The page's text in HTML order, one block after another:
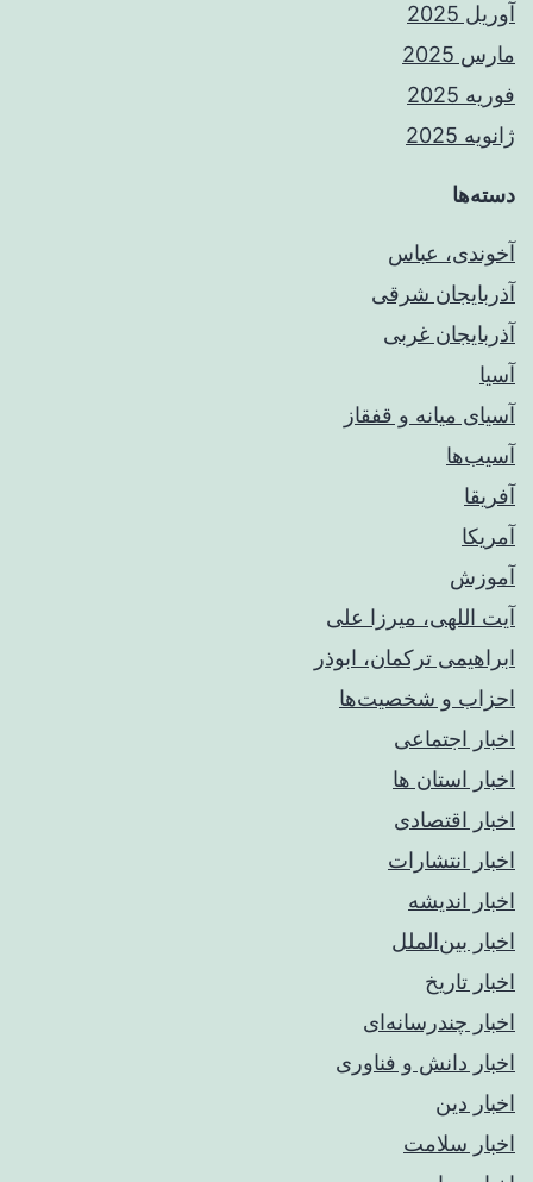
آوریل 2025
مارس 2025
فوریه 2025
ژانویه 2025
دسته‌ها
آخوندی، عباس
آذربایجان شرقی
آذربایجان غربی
آسیا
آسیای میانه و قفقاز
آسیب‌ها
آفریقا
آمریکا
آموزش
آیت اللهی، میرزا علی
ابراهیمی ترکمان، ابوذر
احزاب و شخصیت‌ها
اخبار اجتماعی
اخبار استان ها
اخبار اقتصادی
اخبار انتشارات
اخبار اندیشه
اخبار بین‌الملل
اخبار تاریخ
اخبار چندرسانه‌ای
اخبار دانش و فناوری
اخبار دین
اخبار سلامت